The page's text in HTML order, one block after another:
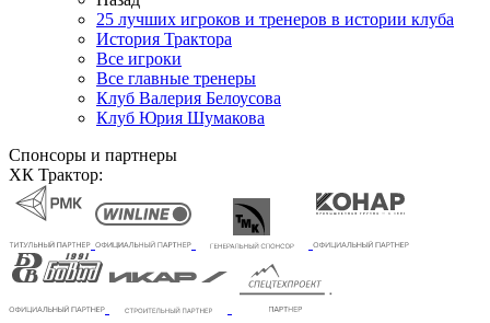
25 лучших игроков и тренеров в истории клуба
История Трактора
Все игроки
Все главные тренеры
Клуб Валерия Белоусова
Клуб Юрия Шумакова
Спонсоры и партнеры
ХК Трактор: